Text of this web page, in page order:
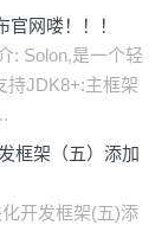
网喽！！！
: Solon,是一个轻
持JDK8+:主框架
框架（五）添加
开发框架(五)添